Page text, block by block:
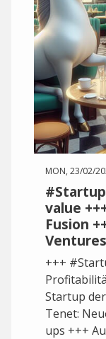
MON, 23/02/
value
Fusion
+++
Startup
Tenet:
ups +++